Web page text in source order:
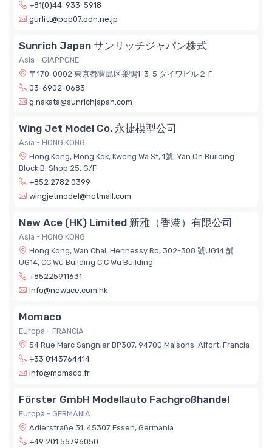
+81(0)44-933-5918
gurlitt@pop07.odn.ne.jp
Sunrich Japan サンリッチジャパン株式
Asia - GIAPPONE
〒170-0002 東京都豊島区巣鴨1-3-5 ダイワビル２Ｆ
03-6902-0683
g.nakata@sunrichjapan.com
Wing Jet Model Co. 永捷模型公司
Asia - HONG KONG
Hong Kong, Mong Kok, Kwong Wa St, 1號, Yan On Building
Block B, Shop 25, G/F
+852 2782 0399
wingjetmodel@hotmail.com
New Ace (HK) Limited 新雅（香港）有限公司
Asia - HONG KONG
Hong Kong, Wan Chai, Hennessy Rd, 302-308 號UG14 舖
UG14, CC Wu Building C C Wu Building
+85225911631
info@newace.com.hk
Momaco
Europa - FRANCIA
54 Rue Marc Sangnier BP307, 94700 Maisons-Alfort, Francia
+33 0143764414
info@momaco.fr
Förster GmbH Modellauto Fachgroßhandel
Europa - GERMANIA
Adlerstraße 31, 45307 Essen, Germania
+49 201 55796050